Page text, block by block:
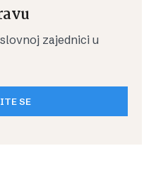
zajednici u
SE